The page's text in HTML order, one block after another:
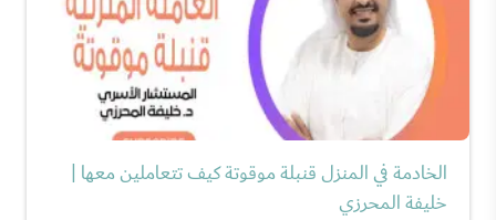
الخادمة في المنزل قنبلة موقوتة كيف تتعاملين معها |
خليفة المحرزي